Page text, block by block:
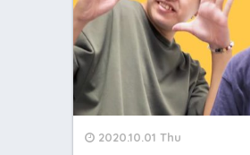
2020.10.01 Thu